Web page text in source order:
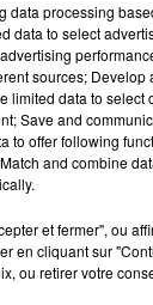
Vittel-
data processing
data to select
sources;
limited data to
Save and
to offer following
and combine
et fermer", ou
en cliquant sur
ou retirer votre